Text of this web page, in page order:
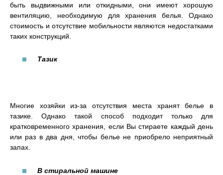
быть выдвижными или откидными, они имеют хорошую
вентиляцию, необходимую для хранения белья. Однако
стоимость и отсутствие мобильности являются недостатками
таких конструкций.
Тазик
Многие хозяйки из-за отсутствия места хранят белье в
тазике. Однако такой способ подходит только для
кратковременного хранения, если Вы стираете каждый день
или раз в два дня, чтобы белье не приобрело неприятный
запах.
В стиральной машине